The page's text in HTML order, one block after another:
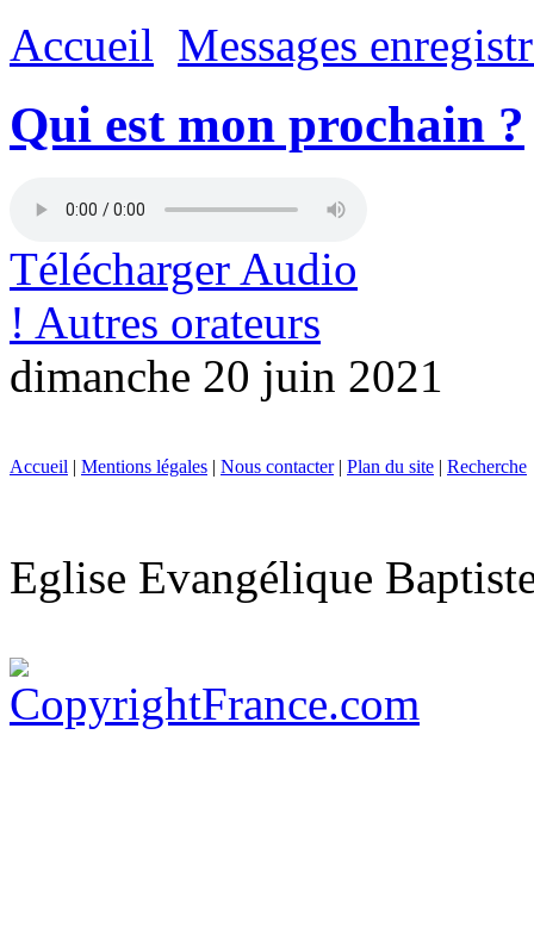
Accueil Messages
Qui est mon prochain ?
Télécharger Audio
! Autres orateurs
dimanche 20 juin 2021
Accueil | Mentions légales | Nous contacter| Plan du site | Recherche
Eglise Evangélique